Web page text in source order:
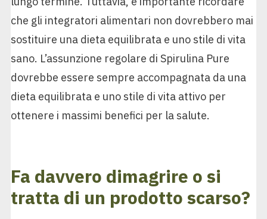
che gli integratori alimentari non dovrebbero mai
sostituire una dieta equilibrata e uno stile di vita
sano. L’assunzione regolare di Spirulina Pure
dovrebbe essere sempre accompagnata da una
dieta equilibrata e uno stile di vita attivo per
ottenere i massimi benefici per la salute.
Fa davvero dimagrire o si
tratta di un prodotto scarso?